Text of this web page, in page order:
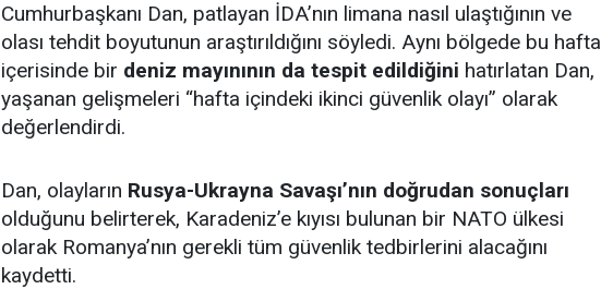
Cumhurbaşkanı Dan, patlayan İDA’nın limana nasıl ulaştığının ve
olası tehdit boyutunun araştırıldığını söyledi. Aynı bölgede bu hafta
içerisinde bir deniz mayınının da tespit edildiğini hatırlatan Dan,
yaşanan gelişmeleri “hafta içindeki ikinci güvenlik olayı” olarak
değerlendirdi.
Dan, olayların Rusya-Ukrayna Savaşı’nın doğrudan sonuçları
olduğunu belirterek, Karadeniz’e kıyısı bulunan bir NATO ülkesi
olarak Romanya’nın gerekli tüm güvenlik tedbirlerini alacağını
kaydetti.